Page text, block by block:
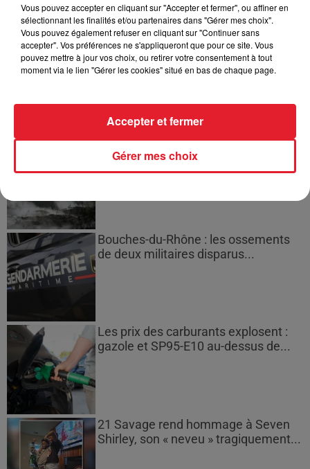
Des vitres tombent de la tour
Montparnasse : des désaccords
plusieurs semaines avant
l'extinction...
Bouches-du-Rhône : les ossements
de deux militaires disparus...
Les prix des carburants explosent :
gazole et SP95-E10 au-dessus de...
21 Savage rend hommage à Seven
Shirley, son « neveu » tragiquement...
Vous pouvez accepter en cliquant sur "Accepter et fermer", ou affiner en
sélectionnant les finalités et/ou partenaires dans "Gérer mes choix".
Vous pouvez également refuser en cliquant sur "Continuer sans
accepter". Vos préférences ne s'appliqueront que pour ce site. Vous
pouvez mettre à jour vos choix, ou retirer votre consentement à tout
moment via le lien "Gérer les cookies" situé en bas de chaque page.
Gérer mes choix
Accepter et fermer